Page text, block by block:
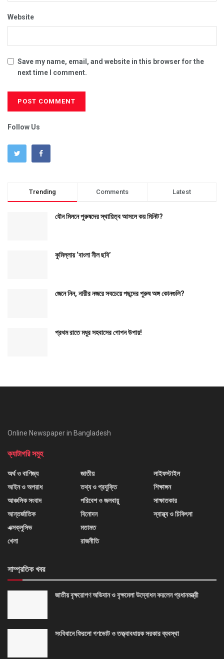
Website
Save my name, email, and website in this browser for the
next time I comment.
Follow Us
Trending Comments Latest
যৌন মিলনে পুরুষদের স্থায়িত্ব আসলে কয় মিনিট?
কুমিল্লায় ‘বাংলা নীল ছবি’
জেনে নিন, নারীর নজরে সবচেয়ে পছন্দের পুরুষ অঙ্গ কোনগুলি?
প্রথম রাতে মধুর সহবাসের গোপন উপায়!
Online Newspaper in Bangladesh
ক্যাটাগরি সমুহ
অর্থ ও বাণিজ্য
আইন ও অপরাধ
আঞ্চলিক সংবাদ
আন্তর্জাতিক
এক্সক্লুসিভ
খেলা
জাতীয়
তথ্য ও প্রযুক্তি
পরিবেশ ও জলবায়ু
বিনোদন
মতামত
রাজনীতি
লাইফস্টাইল
শিক্ষাঙ্গন
সাক্ষাতকার
স্বাস্থ্য ও চিকিৎসা
সাম্প্রতিক খবর
জাতীয় বৃক্ষরোপণ অভিযান ও বৃক্ষমেলা উদ্বোধন করলেন প্রধানমন্ত্রী
সংবিধানে ফিরলো গণভোট ও তত্ত্বাবধায়ক সরকার ব্যবস্থা